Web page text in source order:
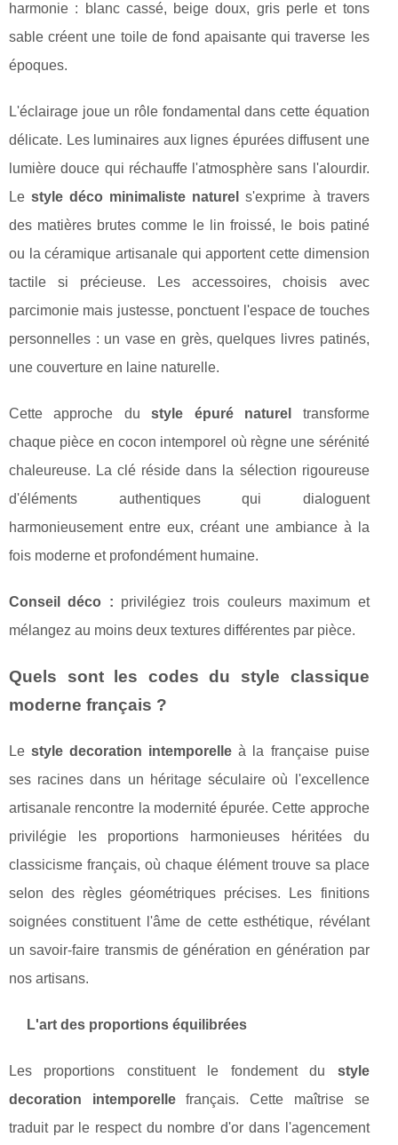
harmonie : blanc cassé, beige doux, gris perle et tons
sable créent une toile de fond apaisante qui traverse les
époques.
L'éclairage joue un rôle fondamental dans cette équation
délicate. Les luminaires aux lignes épurées diffusent une
lumière douce qui réchauffe l'atmosphère sans l'alourdir.
Lestyle déco minimaliste naturel
s'exprime à travers
des matières brutes comme le lin froissé, le bois patiné
ou la céramique artisanale qui apportent cette dimension
tactile si précieuse. Les accessoires, choisis avec
parcimonie mais justesse, ponctuent l'espace de touches
personnelles : un vase en grès, quelques livres patinés,
une couverture en laine naturelle.
Cette approche dustyle épuré naturel
transforme
chaque pièce en cocon intemporel où règne une sérénité
chaleureuse. La clé réside dans la sélection rigoureuse
d'éléments authentiques qui dialoguent
harmonieusement entre eux, créant une ambiance à la
fois moderne et profondément humaine.
Conseil déco : privilégiez trois couleurs maximum et
mélangez au moins deux textures différentes par pièce.
Quels sont les codes du style classique
moderne français ?
Lestyle decoration intemporelle à la française puise
ses racines dans un héritage séculaire où l'excellence
artisanale rencontre la modernité épurée. Cette approche
privilégie les proportions harmonieuses héritées du
classicisme français, où chaque élément trouve sa place
selon des règles géométriques précises. Les finitions
soignées constituent l'âme de cette esthétique, révélant
un savoir-faire transmis de génération en génération par
nos artisans.
L'art des proportions équilibrées
Les proportions constituent le fondement du style
decoration intemporellefrançais. Cette maîtrise se
traduit par le respect du nombre d'or dans l'agencement